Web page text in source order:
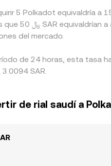
5 Polkadot equivaldría a
del mercado.
de 24 horas, esta tasa
SAR.
de rial saudí a